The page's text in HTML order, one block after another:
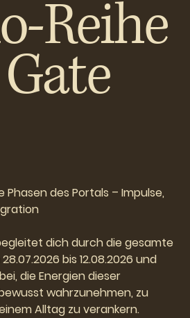
Reihe
des Portals – Impulse,
dich durch die gesamte
28.07.2026 bis 12.08.2026 und
die Energien dieser
wahrzunehmen, zu
Alltag zu verankern.